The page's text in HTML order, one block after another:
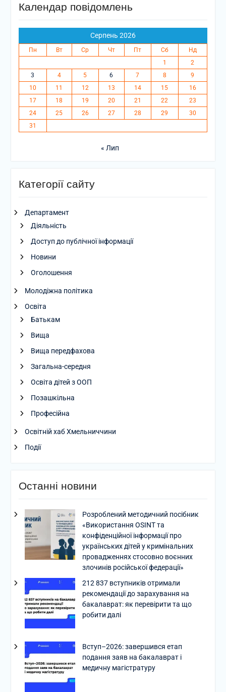
Календар повідомлень
Серпень 2026
Пн Вт Ср Чт Пт Сб
Нд
1
2
3
4 5 6 7 8
9
10
11 12 13 14 15
16
17
18 19 20 21 22
23
24
25 26 27 28 29
30
31
« Лип
Категорії сайту
Департамент
Діяльність
Доступ до публічної інформації
Новини
Оголошення
Молодіжна політика
Освіта
Батькам
Вища
Вища передфахова
Загальна-середня
Освіта дітей з ООП
Позашкільна
Професійна
Освітній хаб Хмельниччини
Події
Останні новини
Розроблений методичний посібник
«Використання OSINT та
конфіденційної інформації про
українських дітей у кримінальних
провадженнях стосовно воєнних
злочинів російської федерації»
212 837 вступників отримали
рекомендації до зарахування на
бакалаврат: як перевірити та що
робити далі
Вступ–2026: завершився етап
подання заяв на бакалаврат і
медичну магістратуру